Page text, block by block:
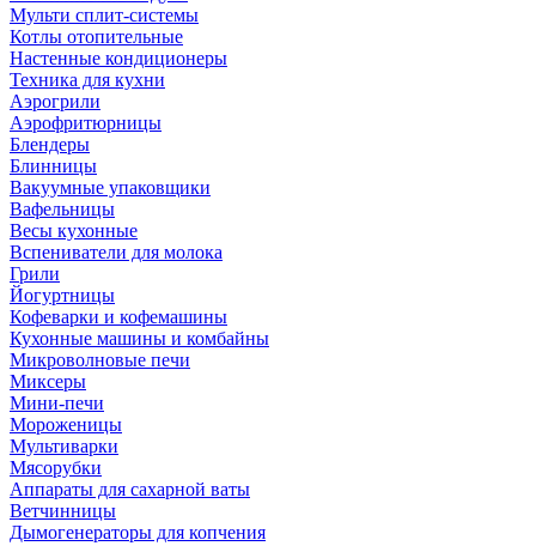
Мульти сплит-системы
Котлы отопительные
Настенные кондиционеры
Техника для кухни
Аэрогрили
Аэрофритюрницы
Блендеры
Блинницы
Вакуумные упаковщики
Вафельницы
Весы кухонные
Вспениватели для молока
Грили
Йогуртницы
Кофеварки и кофемашины
Кухонные машины и комбайны
Микроволновые печи
Миксеры
Мини-печи
Мороженицы
Мультиварки
Мясорубки
Аппараты для сахарной ваты
Ветчинницы
Дымогенераторы для копчения